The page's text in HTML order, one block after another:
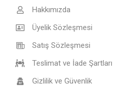
Hakkımızda
Üyelik Sözleşmesi
Satış Sözleşmesi
Teslimat ve İade Şartları
Gizlilik ve Güvenlik